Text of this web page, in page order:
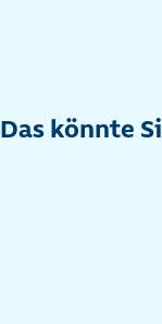
Das könnte